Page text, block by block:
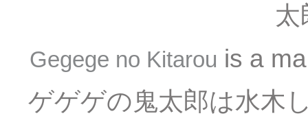
太
Gegege no Kitarou is a
ゲゲゲの鬼太郎は水木